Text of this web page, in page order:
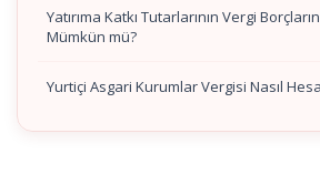
Yatırıma Katkı Tutarlarının Vergi
Mümkün mü?
Yurtiçi Asgari Kurumlar Vergisi Nasıl